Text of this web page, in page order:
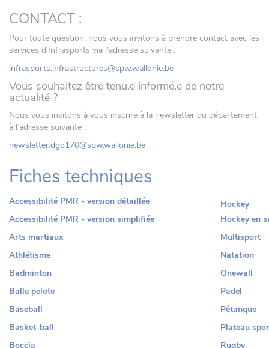
CONTACT :
Pour toute question, nous vous invitons à prendre contact avec les
services d’Infrasports via l’adresse suivante :
infrasports.infrastructures@spw.wallonie.be
Vous souhaitez être tenu.e informé.e de notre
actualité ?
Nous vous invitons à vous inscrire à la newsletter du département
à l’adresse suivante :
newsletter.dgo170@spw.wallonie.be
Fiches techniques
Accessibilité PMR - version détaillée
Hockey
Accessibilité PMR - version simplifiée
Hockey en
Arts martiaux
Multisport
Athlétisme
Natation
Badminton
Onewall
Balle pelote
Padel
Baseball
Pétanque
Basket-ball
Plateau
Boccia
Rugby